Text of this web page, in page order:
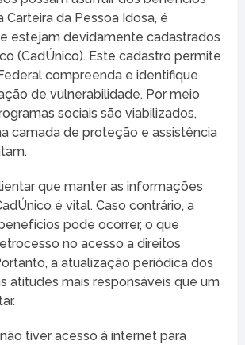
da Pessoa Idosa, é
estejam devidamente cadastrados
(CadÚnico). Este cadastro permite
compreenda e identifique
de vulnerabilidade. Por meio
sociais são viabilizados,
camada de proteção e assistência
que manter as informações
é vital. Caso contrário, a
pode ocorrer, o que
no acesso a direitos
a atualização periódica dos
atitudes mais responsáveis que um
tiver acesso à internet para